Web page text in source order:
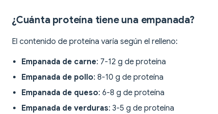
¿Cuánta proteína tiene una empanada?
El contenido de proteína varía según el relleno:
Empanada de carne: 7-12 g de proteína
Empanada de pollo: 8-10 g de proteína
Empanada de queso: 6-8 g de proteína
Empanada de verduras: 3-5 g de proteína